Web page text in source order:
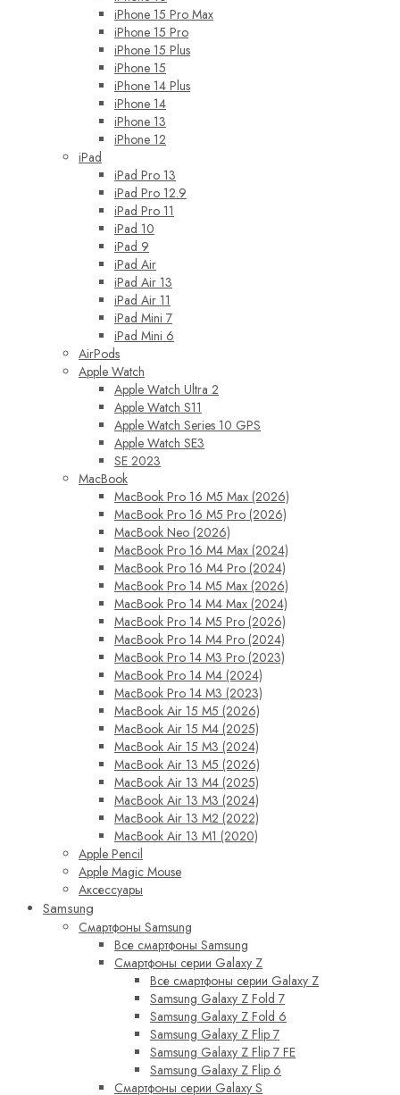
iPhone 15 Pro Max
iPhone 15 Pro
iPhone 15 Plus
iPhone 15
iPhone 14 Plus
iPhone 14
iPhone 13
iPhone 12
iPad
iPad Pro 13
iPad Pro 12.9
iPad Pro 11
iPad 10
iPad 9
iPad Air
iPad Air 13
iPad Air 11
iPad Mini 7
iPad Mini 6
AirPods
Apple Watch
Apple Watch Ultra 2
Apple Watch S11
Apple Watch Series 10 GPS
Apple Watch SE3
SE 2023
MacBook
MacBook Pro 16 M5 Max (2026)
MacBook Pro 16 M5 Pro (2026)
MacBook Neo (2026)
MacBook Pro 16 M4 Max (2024)
MacBook Pro 16 M4 Pro (2024)
MacBook Pro 14 M5 Max (2026)
MacBook Pro 14 M4 Max (2024)
MacBook Pro 14 M5 Pro (2026)
MacBook Pro 14 M4 Pro (2024)
MacBook Pro 14 M3 Pro (2023)
MacBook Pro 14 M4 (2024)
MacBook Pro 14 M3 (2023)
MacBook Air 15 M5 (2026)
MacBook Air 15 M4 (2025)
MacBook Air 15 M3 (2024)
MacBook Air 13 M5 (2026)
MacBook Air 13 M4 (2025)
MacBook Air 13 M3 (2024)
MacBook Air 13 M2 (2022)
MacBook Air 13 M1 (2020)
Apple Pencil
Apple Magic Mouse
Аксессуары
Samsung
Смартфоны Samsung
Все смартфоны Samsung
Смартфоны серии Galaxy Z
Все смартфоны серии Galaxy Z
Samsung Galaxy Z Fold 7
Samsung Galaxy Z Fold 6
Samsung Galaxy Z Flip 7
Samsung Galaxy Z Flip 7 FE
Samsung Galaxy Z Flip 6
Смартфоны серии Galaxy S